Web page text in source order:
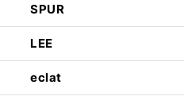
SPUR
LEE
eclat